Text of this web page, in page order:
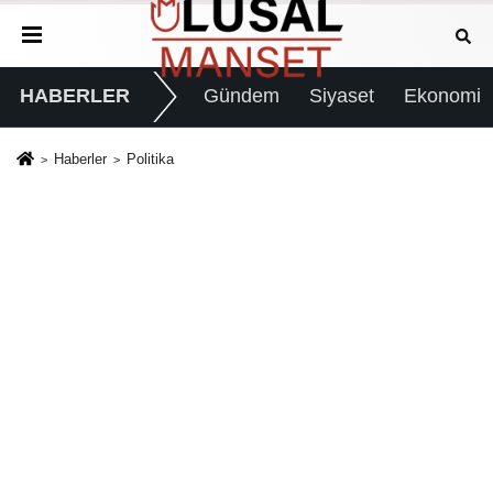
HABERLER Gündem Siyaset Ekonomi
Haberler Politika